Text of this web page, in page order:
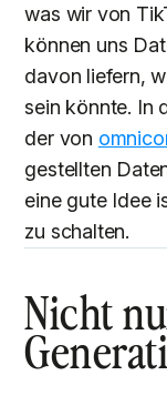
was wir von
können uns
davon liefern,
sein könnte. In
der von
gestellten
eine gute Idee
zu schalten.
Nicht